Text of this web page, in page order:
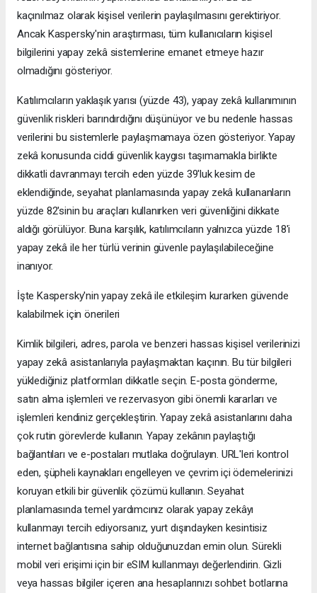
kaçınılmaz olarak kişisel verilerin paylaşılmasını gerektiriyor.
Ancak Kaspersky'nin araştırması, tüm kullanıcıların kişisel
bilgilerini yapay zekâ sistemlerine emanet etmeye hazır
olmadığını gösteriyor.
Katılımcıların yaklaşık yarısı (yüzde 43), yapay zekâ kullanımının
güvenlik riskleri barındırdığını düşünüyor ve bu nedenle hassas
verilerini bu sistemlerle paylaşmamaya özen gösteriyor. Yapay
zekâ konusunda ciddi güvenlik kaygısı taşımamakla birlikte
dikkatli davranmayı tercih eden yüzde 39'luk kesim de
eklendiğinde, seyahat planlamasında yapay zekâ kullananların
yüzde 82'sinin bu araçları kullanırken veri güvenliğini dikkate
aldığı görülüyor. Buna karşılık, katılımcıların yalnızca yüzde 18'i
yapay zekâ ile her türlü verinin güvenle paylaşılabileceğine
inanıyor.
İşte Kaspersky'nin yapay zekâ ile etkileşim kurarken güvende
kalabilmek için önerileri
Kimlik bilgileri, adres, parola ve benzeri hassas kişisel verilerinizi
yapay zekâ asistanlarıyla paylaşmaktan kaçının. Bu tür bilgileri
yüklediğiniz platformları dikkatle seçin. E-posta gönderme,
satın alma işlemleri ve rezervasyon gibi önemli kararları ve
işlemleri kendiniz gerçekleştirin. Yapay zekâ asistanlarını daha
çok rutin görevlerde kullanın. Yapay zekânın paylaştığı
bağlantıları ve e-postaları mutlaka doğrulayın. URL'leri kontrol
eden, şüpheli kaynakları engelleyen ve çevrim içi ödemelerinizi
koruyan etkili bir güvenlik çözümü kullanın. Seyahat
planlamasında temel yardımcınız olarak yapay zekâyı
kullanmayı tercih ediyorsanız, yurt dışındayken kesintisiz
internet bağlantısına sahip olduğunuzdan emin olun. Sürekli
mobil veri erişimi için bir eSIM kullanmayı değerlendirin. Gizli
veya hassas bilgiler içeren ana hesaplarınızı sohbet botlarına